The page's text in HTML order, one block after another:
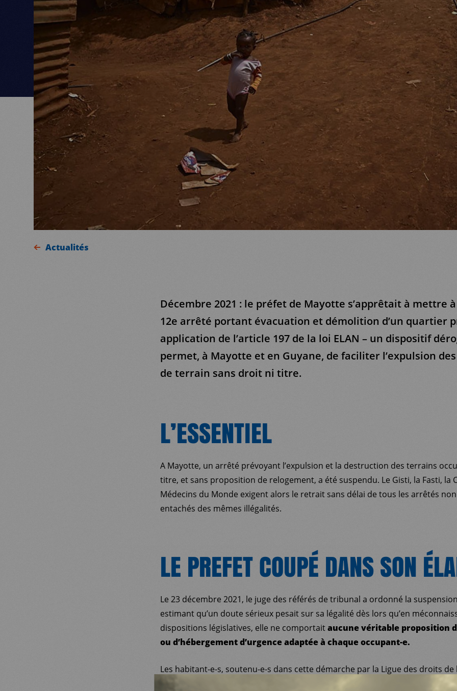
Actualités
Décembre 2021 : le préfet de Mayotte s’apprêtait à mettre
12e arrêté portant évacuation et démolition d’un quartier
application de l’article 197 de la loi ELAN – un dispositif
permet, à Mayotte et en Guyane, de faciliter l’expulsion
de terrain sans droit ni titre.
L’ESSENTIEL
A Mayotte, un arrêté prévoyant l’expulsion et la destruction des terrains
titre, et sans proposition de relogement, a été suspendu. Le Gisti, la Fasti, la
Médecins du Monde exigent alors le retrait sans délai de tous les arrêtés
entachés des mêmes illégalités.
LE PREFET COUPÉ DANS SON
Le 23 décembre 2021, le juge des référés de tribunal a ordonné la
estimant qu’un doute sérieux pesait sur sa légalité dès lors qu’en
dispositions législatives, elle ne comportaitaucune véritable proposition
ou d’hébergement d’urgence adaptée à chaque occupant-e.
Les habitant-e-s, soutenu-e-s dans cette démarche par la Ligue des droits de
la Fasti, la Cimade et